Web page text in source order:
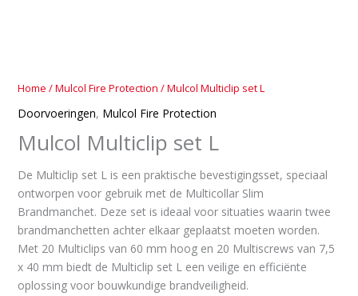
Home /Mulcol Fire Protection / Mulcol Multiclip set L
Doorvoeringen, Mulcol Fire Protection
Mulcol Multiclip set L
De Multiclip set L is een praktische bevestigingsset, speciaal
ontworpen voor gebruik met de Multicollar Slim
Brandmanchet. Deze set is ideaal voor situaties waarin twee
brandmanchetten achter elkaar geplaatst moeten worden.
Met 20 Multiclips van 60 mm hoog en 20 Multiscrews van 7,5
x 40 mm biedt de Multiclip set L een veilige en efficiënte
oplossing voor bouwkundige brandveiligheid.